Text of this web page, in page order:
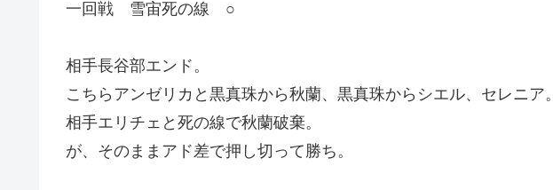
一回戦 雪宙死の線 ○
相手長谷部エンド。
こちらアンゼリカと黒真珠から秋蘭、黒真珠からシエル、セレニア。
相手エリチェと死の線で秋蘭破棄。
が、そのままアド差で押し切って勝ち。